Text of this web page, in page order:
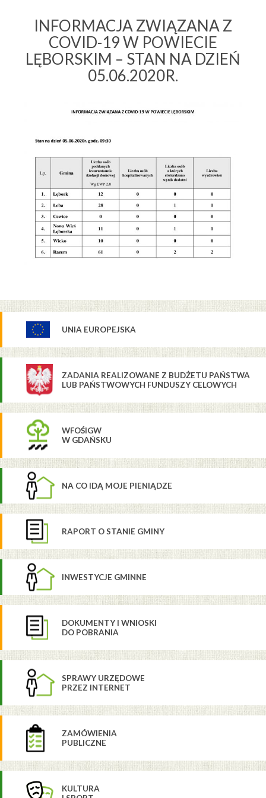
INFORMACJA ZWIĄZANA Z
COVID-19 W POWIECIE
LĘBORSKIM – STAN NA DZIEŃ
05.06.2020R.
UNIA EUROPEJSKA
ZADANIA REALIZOWANE Z BUDŻETU PAŃSTWA
LUB PAŃSTWOWYCH FUNDUSZY CELOWYCH
WFOŚIGW
W GDAŃSKU
NA CO IDĄ MOJE PIENIĄDZE
RAPORT O STANIE GMINY
INWESTYCJE GMINNE
DOKUMENTY I WNIOSKI
DO POBRANIA
SPRAWY URZĘDOWE
PRZEZ INTERNET
ZAMÓWIENIA
PUBLICZNE
KULTURA